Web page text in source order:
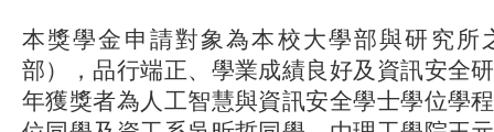
本獎學金申請對象為本校大學部與研究所
部），品行端正、學業成績良好及資訊安全
年獲獎者為人工智慧與資訊安全學士學位學